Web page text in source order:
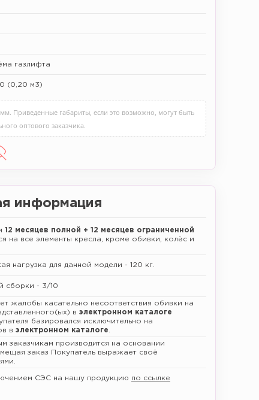
газлифта
(0,20 м3)
Приведенные габариты, если это возможно, могут быть
оптового заказчика.
информация
12 месяцев полной + 12 месяцев ограниченной
на все элементы кресла, кроме обивки, колёс и
нагрузка для данной модели - 120 кг.
сборки - 3/10
жалобы касательно несоответствия обивки на
в электронном каталоге
базировался исключительно на
в электронном каталоге
заказчикам производится на основании
заказ Покупатель выражает своё
СЭС на нашу продукцию по ссылке